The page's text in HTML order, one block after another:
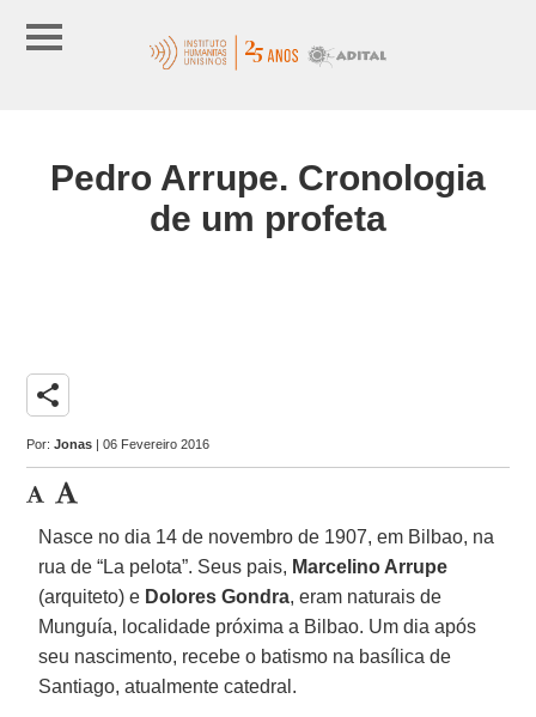
Pedro Arrupe. Cronologia
de um profeta
share
Por:Jonas | 06 Fevereiro 2016
Nasce no dia 14 de novembro de 1907, em Bilbao, na
rua de “La pelota”. Seus pais, Marcelino Arrupe
(arquiteto) e Dolores Gondra, eram naturais de
Munguía, localidade próxima a Bilbao. Um dia após
seu nascimento, recebe o batismo na basílica de
Santiago, atualmente catedral.